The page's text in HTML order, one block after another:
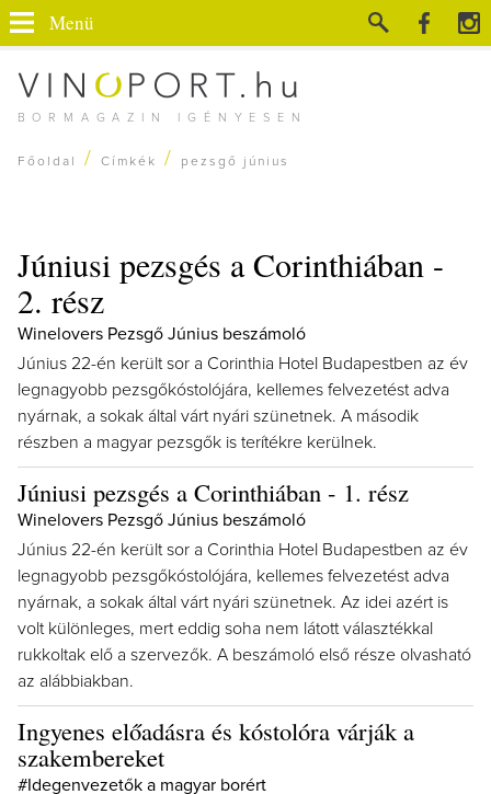
BORMAGAZIN IGÉNYESEN
Menü
Főoldal / Címkék / pezsgő június
Júniusi pezsgés a Corinthiában -
2. rész
Winelovers Pezsgő Június beszámoló
Június 22-én került sor a Corinthia Hotel Budapestben az év
legnagyobb pezsgőkóstolójára, kellemes felvezetést adva
nyárnak, a sokak által várt nyári szünetnek. A második
részben a magyar pezsgők is terítékre kerülnek.
Júniusi pezsgés a Corinthiában - 1. rész
Winelovers Pezsgő Június beszámoló
Június 22-én került sor a Corinthia Hotel Budapestben az év
legnagyobb pezsgőkóstolójára, kellemes felvezetést adva
nyárnak, a sokak által várt nyári szünetnek. Az idei azért is
volt különleges, mert eddig soha nem látott választékkal
rukkoltak elő a szervezők. A beszámoló első része olvasható
az alábbiakban.
Ingyenes előadásra és kóstolóra várják a
szakembereket
#Idegenvezetők a magyar borért